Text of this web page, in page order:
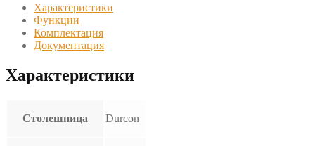
Характеристики
Функции
Комплектация
Документация
Характеристики
Столешница Durcon